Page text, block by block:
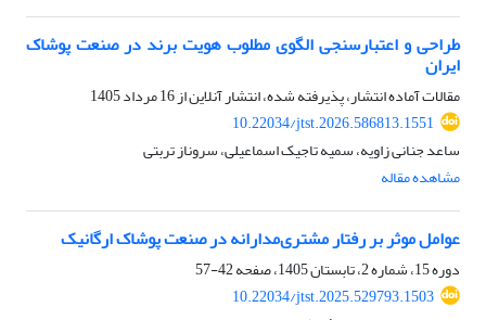
طراحی و اعتبارسنجی الگوی مطلوب هویت برند در صنعت پوشاک
ایران
مقالات آماده انتشار، پذیرفته شده، انتشار آنلاین از16 مرداد 1405
10.22034/jtst.2026.586813.1551
ساعد جنانی زاویه، سمیه تاجیک اسماعیلی، سروناز تربتی
مشاهده مقاله
عوامل موثر بر رفتار مشتری‌مدارانه در صنعت پوشاک ارگانیک
دوره 15، شماره 2، تابستان 1405، صفحه
42-57
10.22034/jtst.2025.529793.1503